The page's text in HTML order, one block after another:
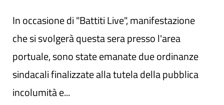
In occasione di "Battiti Live", manifestazione
che si svolgerà questa sera presso l'area
portuale, sono state emanate due ordinanze
sindacali finalizzate alla tutela della pubblica
incolumità e...